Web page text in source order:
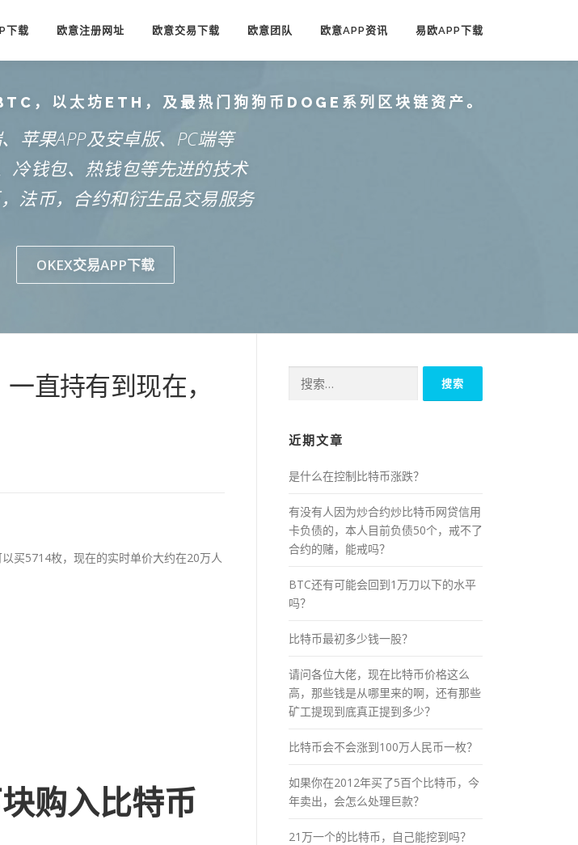
下载 欧意注册网址 欧意交易下载 欧意团队 欧意APP资讯 易欧APP下载
，以太坊ETH，及最热门狗狗币DOGE系列区块链资产。
苹果APP及安卓版、PC端等
冷钱包、热钱包等先进的技术
法币，合约和衍生品交易服务
OKEX交易APP下载
直持有到现在，
买5714枚，现在的实时单价大约在20万人
购入比特币
索：
近期文章
是什么在控制比特币涨跌？
有没有人因为炒合约炒比特币网贷信用
卡负债的，本人目前负债50个，戒不了
合约的赌，能戒吗？
BTC还有可能会回到1万刀以下的水平
吗？
比特币最初多少钱一股？
请问各位大佬，现在比特币价格这么
高，那些钱是从哪里来的啊，还有那些
矿工提现到底真正提到多少？
比特币会不会涨到100万人民币一枚？
如果你在2012年买了5百个比特币，今
年卖出，会怎么处理巨款？
21万一个的比特币，自己能挖到吗？